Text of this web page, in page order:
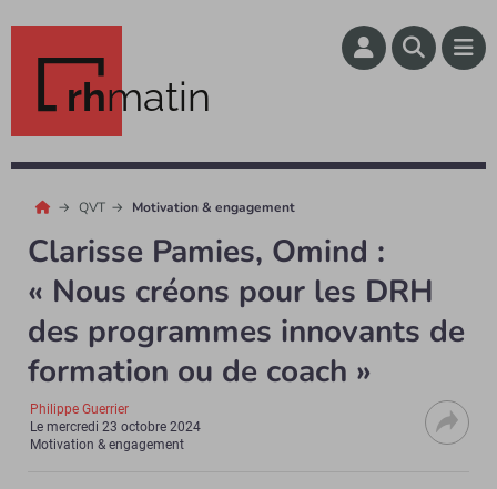
rhmatin
QVT Motivation & engagement
Clarisse Pamies, Omind :
« Nous créons pour les DRH
des programmes innovants de
formation ou de coach »
Philippe Guerrier
Lemercredi 23 octobre 2024
Motivation & engagement